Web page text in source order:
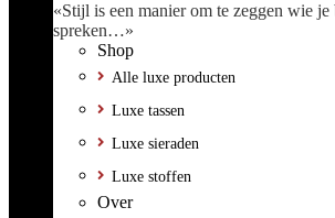
«Stijl is een manier om te zeggen wie je
spreken…»
Shop
Alle luxe producten
Luxe tassen
Luxe sieraden
Luxe stoffen
Over